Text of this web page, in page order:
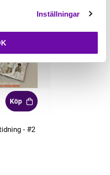
Inställningar
Köp
- #2